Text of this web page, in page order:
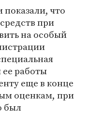
что
при
на особый
ее работы
еще в конце
оценкам, при
был